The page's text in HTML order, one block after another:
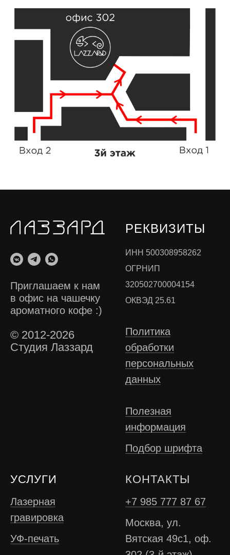
Приглашаем к нам
в офис на чашечку
ароматного кофе :)
© 2012-2026
Студия Лаззард
РЕКВИЗИТЫ
ИНН 500308958262
ОГРНИП
320502700004154
ОКВЭД 25.61
Политика
обработки
персональных
данных
Полезная
информация
Подбор шрифта
УСЛУГИ
Лазерная
гравировка
УФ-печать
КОНТАКТЫ
+7 985 777 87 67
Москва, ул.
Вятская 49с1, оф.